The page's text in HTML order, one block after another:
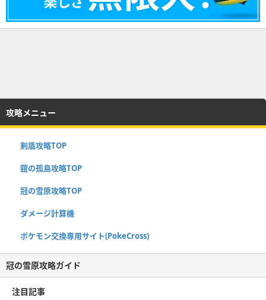
攻略メニュー
剣盾攻略TOP
鎧の孤島攻略TOP
冠の雪原攻略TOP
ダメージ計算機
ポケモン交換専用サイト(PokeCross)
冠の雪原攻略ガイド
注目記事